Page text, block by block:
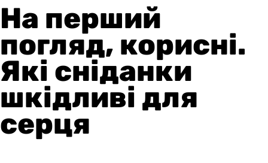
На перший
погляд, корисні.
Які сніданки
шкідливі для
серця